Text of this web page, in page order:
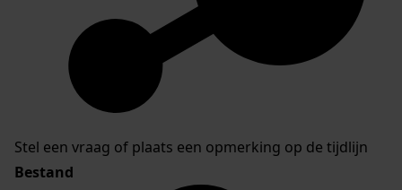
Stel een vraag of plaats een opmerking op de tijdlijn
Bestand